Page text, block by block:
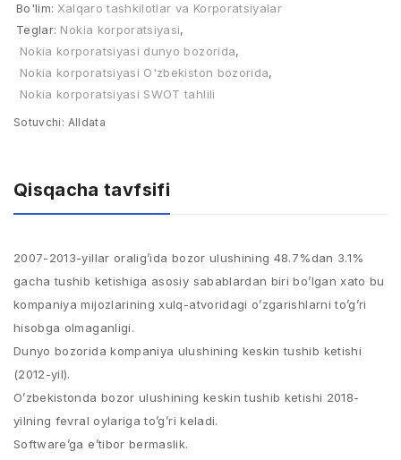
Bo'lim: Xalqaro tashkilotlar va Korporatsiyalar
Teglar: Nokia korporatsiyasi,
Nokia korporatsiyasi dunyo bozorida,
Nokia korporatsiyasi O'zbekiston bozorida,
Nokia korporatsiyasi SWOT tahlili
Sotuvchi: Alldata
Qisqacha tavfsifi
2007-2013-yillar oralig’ida bozor ulushining 48.7%dan 3.1%
gacha tushib ketishiga asosiy sabablardan biri bo’lgan xato bu
kompaniya mijozlarining xulq-atvoridagi o’zgarishlarni to’g’ri
hisobga olmaganligi.
Dunyo bozorida kompaniya ulushining keskin tushib ketishi
(2012-yil).
O’zbekistonda bozor ulushining keskin tushib ketishi 2018-
yilning fevral oylariga to’g’ri keladi.
Software’ga e’tibor bermaslik.